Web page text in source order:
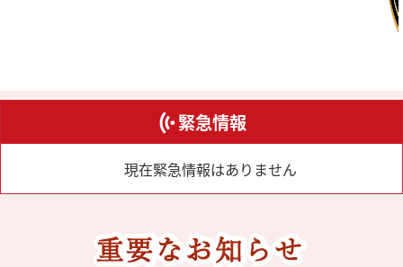
緊急情報
現在緊急情報はありません